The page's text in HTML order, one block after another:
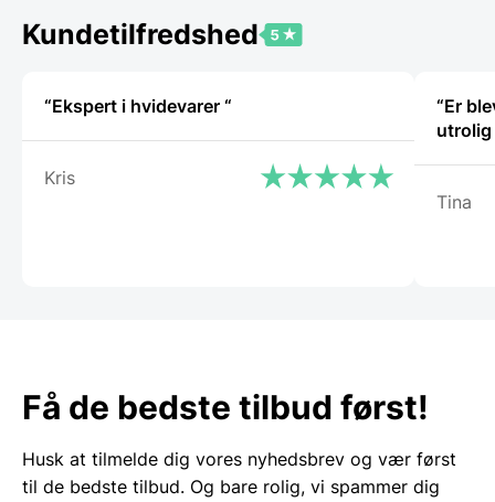
Kundetilfredshed
“Ekspert i hvidevarer “
Kris
“Er
utrolig
Tina
Få de bedste tilbud først!
Husk at tilmelde dig vores nyhedsbrev og vær først
til de bedste tilbud. Og bare rolig, vi spammer dig